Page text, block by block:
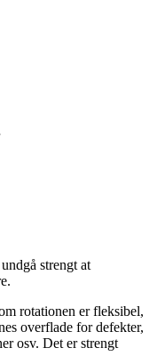
strengt at
rotationen er fleksibel,
overflade for defekter,
osv. Det er strengt